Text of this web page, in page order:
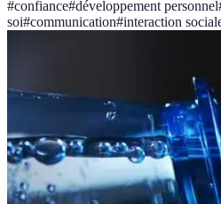
#confiance#développement personnel
soi#communication#interaction